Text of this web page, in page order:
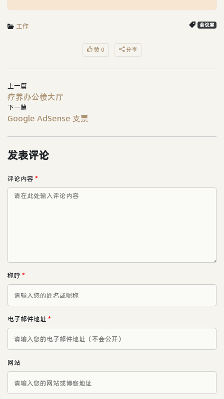
工作 会议室
赞 0 分享
上一篇
疗养办公楼大厅
下一篇
Google AdSense 支票
发表评论
评论内容 *
称呼*
电子邮件地址 *
网站